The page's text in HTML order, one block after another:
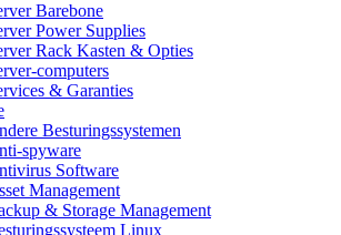
Barebone
Power Supplies
Rack Kasten & Opties
computers
& Garanties
Besturingssystemen
spyware
Software
Management
& Storage Management
Linux